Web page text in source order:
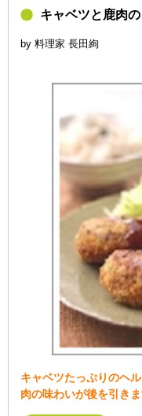
キャベツと鹿肉
by 料理家 長田絢
キャベツたっぷりのヘ
肉の味わいが後を引き